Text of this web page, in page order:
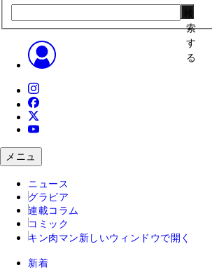
索
す
る
メニュ
ニュース
グラビア
連載コラム
コミック
キン肉マン 新しいウィンドウで開く
新着